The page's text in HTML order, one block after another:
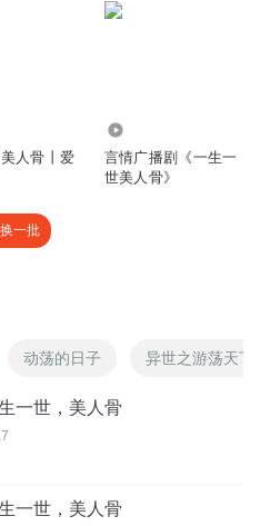
前未婚妻？？？难道还有旧
1
人骨丨爱
言情广播剧《一生一
世美人骨》
换一批
动荡的日子 异世之游荡天下
一世，美人骨
一世，美人骨